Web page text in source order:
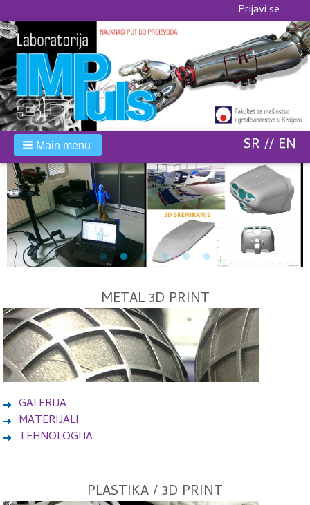
Korisnički
meni
Prijavi se
Main menu SR EN
METAL 3D PRINT
GALERIJA
MATERIJALI
TEHNOLOGIJA
PLASTIKA / 3D PRINT